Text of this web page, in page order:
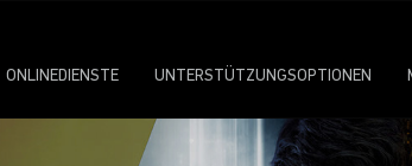
ONLINEDIENSTE UNTERSTÜTZUNGSOPTIONEN